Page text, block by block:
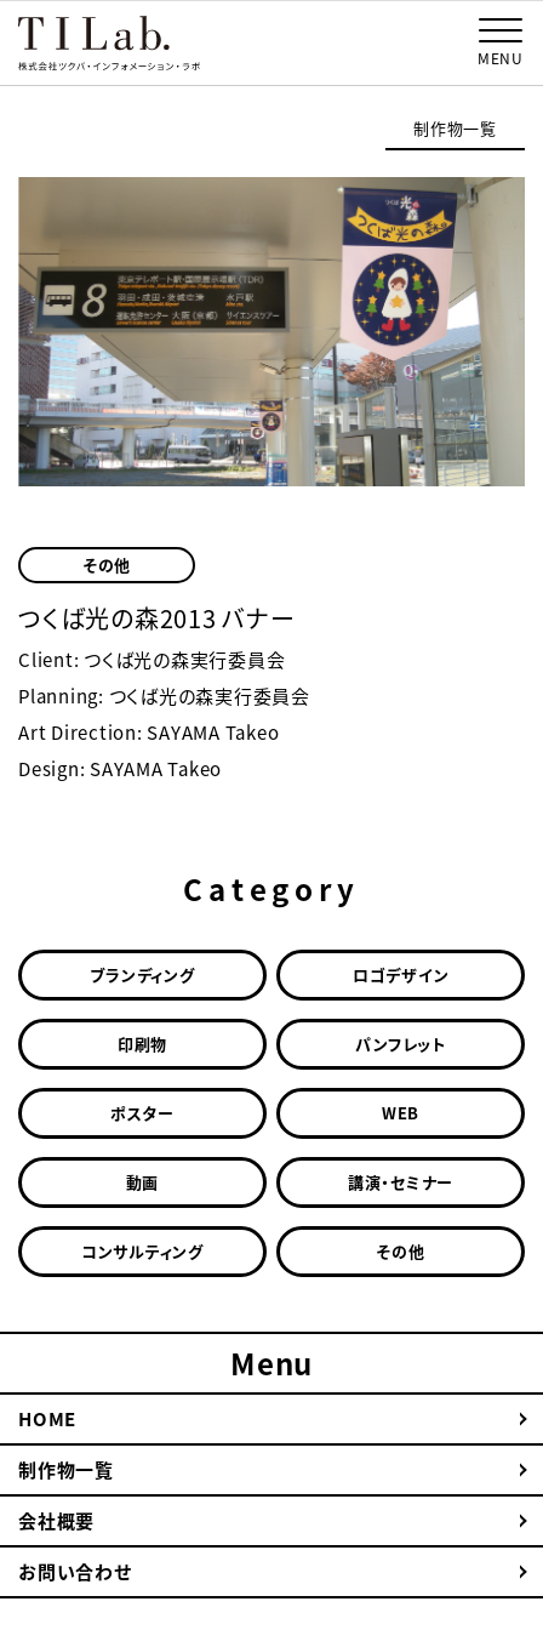
MENU
その他
つくば光の森2013 バナー
Client: つくば光の森実行委員会
Planning: つくば光の森実行委員会
Art Direction: SAYAMA Takeo
Design: SAYAMA Takeo
制作物一覧
Category
ブランディング ロゴデザイン
印刷物 パンフレット
ポスター WEB
動画 講演・セミナー
コンサルティング その他
Menu
HOME
制作物一覧
会社概要
お問い合わせ